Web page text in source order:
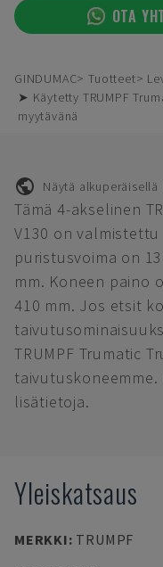
OTA
GINDUMAC Tuotteet
➤ Käytetty TRUMPF
myytävänä
Näytä alkuperäisellä
Tämä 4-akselinen
V130 on valmistettu
puristusvoima on
mm. Koneen paino
410 mm. Jos etsit
TRUMPF Trumatic
lisätietoja.
Yleiskatsaus
MERKKI: TRUMPF